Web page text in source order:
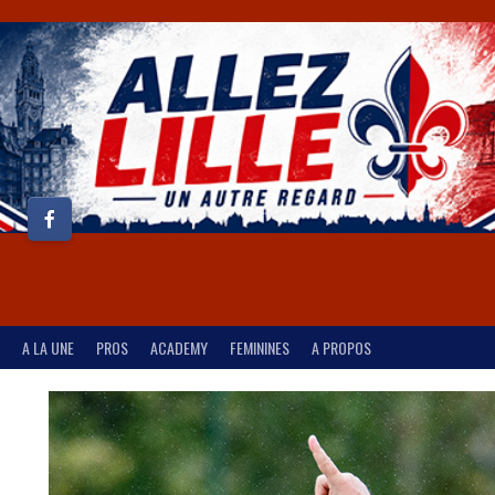
A LA UNE PROS ACADEMY FEMININES A PROPOS